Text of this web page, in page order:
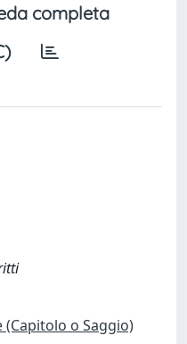
completa
o Saggio)